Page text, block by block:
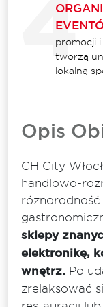
promocji i
tworzą
lokalną
Opis
CH City
handlowo-
sklepy
elektronikę,
wnętrz.Po
zrelaksować